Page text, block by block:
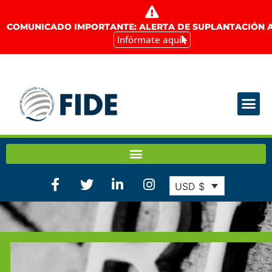
COMUNICADO IMPORTANTE: ALERTA DE SUPLANTACIÓN
Infórmate aquí
USD $